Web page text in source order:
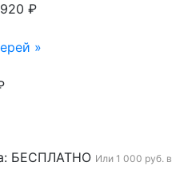
₽
»
БЕСПЛАТНО Или 1 000 руб. в